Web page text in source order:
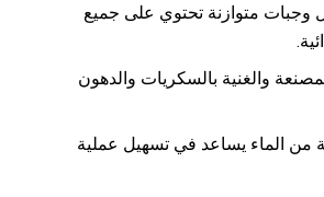
وجبات متوازنة تحتوي على جميع
والغنية بالسكريات والدهون
من الماء يساعد في تسهيل عملية